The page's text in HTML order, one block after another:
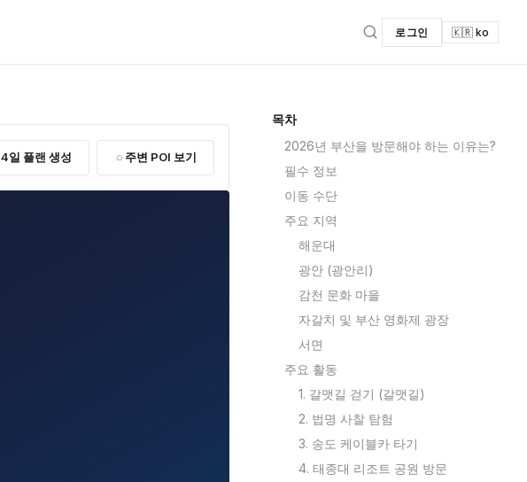
로그인 🇰🇷 ko
4일 플랜 생성 주변 POI 보기
목차
2026년 부산을 방문해야 하는 이유는?
필수 정보
이동 수단
주요 지역
해운대
광안 (광안리)
감천 문화 마을
자갈치 및 부산 영화제 광장
서면
주요 활동
1. 갈맷길 걷기 (갈맷길)
2. 법명 사찰 탐험
3. 송도 케이블카 타기
4. 태종대 리조트 공원 방문